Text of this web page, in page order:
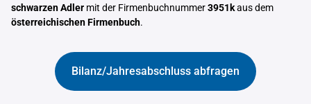
schwarzen Adler mit der Firmenbuchnummer3951kaus dem
österreichischen Firmenbuch.
Bilanz/Jahresabschluss abfragen